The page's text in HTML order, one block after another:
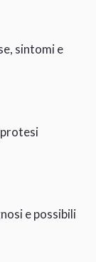
sintomi e
e possibili